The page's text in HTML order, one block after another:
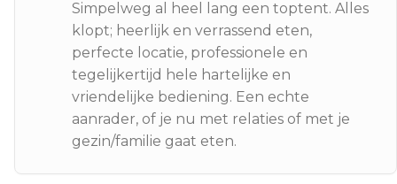
Simpelweg al heel lang een toptent. Alles
klopt; heerlijk en verrassend eten,
perfecte locatie, professionele en
tegelijkertijd hele hartelijke en
vriendelijke bediening. Een echte
aanrader, of je nu met relaties of met je
gezin/familie gaat eten.